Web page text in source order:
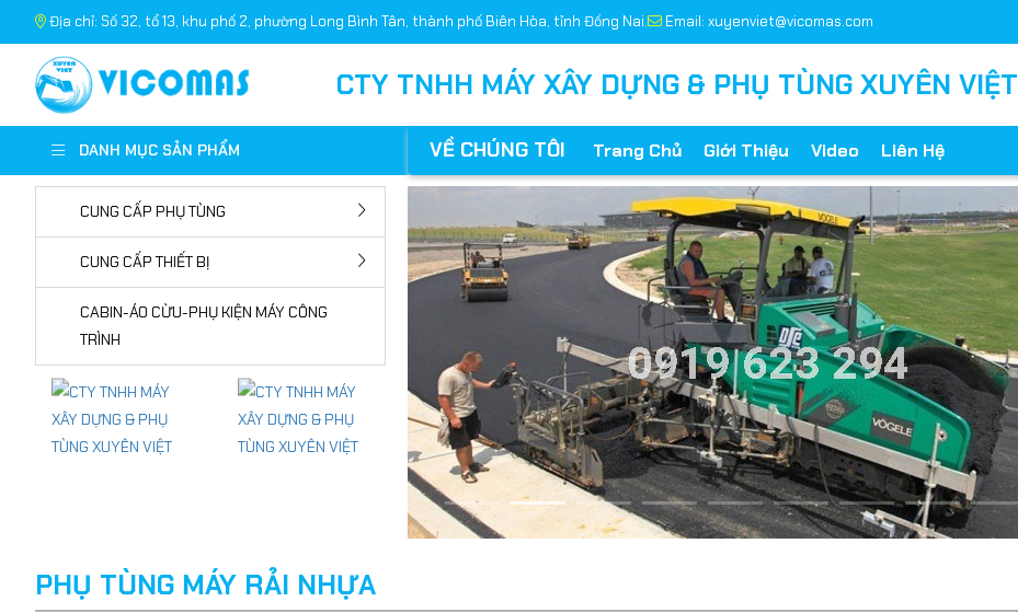
Địa chỉ: Số 32, tổ 13, khu phố 2, phường Long Bình Tân, thành phố Biên Hòa, tỉnh Đồng Nai. Email: xuyenviet@vicomas.com
CTY TNHH MÁY XÂY DỰNG & PHỤ TÙNG XUYÊN VIỆT
DANH MỤC SẢN PHẨM VỀ CHÚNG TÔI Trang Chủ Giới Thiệu Video Liên Hệ
CUNG CẤP PHỤ TÙNG
CUNG CẤP THIẾT BỊ
CABIN-ÁO CỪU-PHỤ KIỆN MÁY CÔNG
TRÌNH
PHỤ TÙNG MÁY RẢI NHỰA